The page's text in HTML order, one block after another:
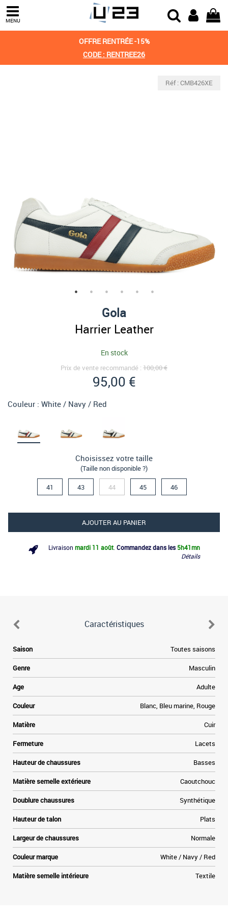
MENU
OFFRE RENTRÉE -15%
CODE : RENTREE26
Réf : CMB426XE
Gola
Harrier Leather
En stock
Prix de vente recommandé : 100,00 €
95,00 €
Couleur : White / Navy / Red
Choisissez votre taille
(Taille non disponible ?)
41 43 44 45 46
AJOUTER AU PANIER
Livraison mardi 11 août. Commandez dans les 5h41mn
Détails
Caractéristiques
Saison Toutes saisons
Genre Masculin
Age Adulte
Couleur Blanc, Bleu marine, Rouge
Matière Cuir
Fermeture Lacets
Hauteur de chaussures Basses
Matière semelle extérieure Caoutchouc
Doublure chaussures Synthétique
Hauteur de talon Plats
Largeur de chaussures Normale
Couleur marque White / Navy / Red
Matière semelle intérieure Textile